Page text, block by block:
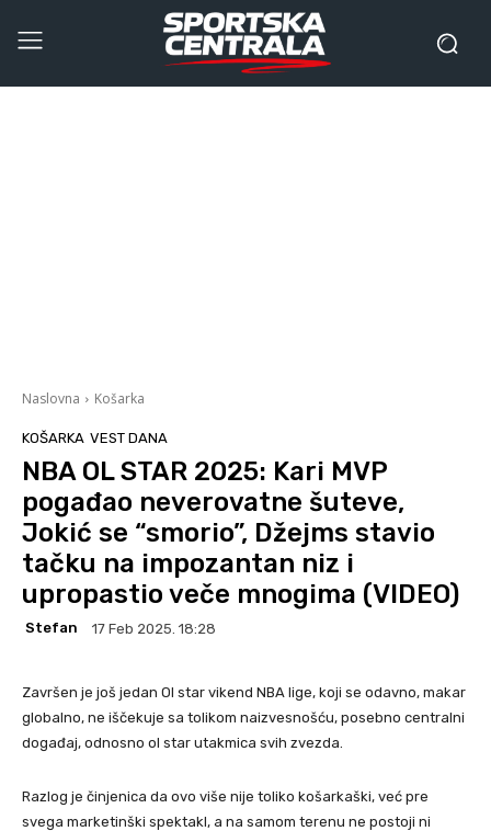
Naslovna Košarka
KOŠARKA VEST DANA
NBA OL STAR 2025: Kari MVP
pogađao neverovatne šuteve,
Jokić se “smorio”, Džejms stavio
tačku na impozantan niz i
upropastio veče mnogima (VIDEO)
Stefan 17 Feb 2025. 18:28
Završen je još jedan Ol star vikend NBA lige, koji se odavno, makar
globalno, ne iščekuje sa tolikom naizvesnošću, posebno centralni
događaj, odnosno ol star utakmica svih zvezda.
Razlog je činjenica da ovo više nije toliko košarkaški, već pre
svega marketinški spektakl, a na samom terenu ne postoji ni